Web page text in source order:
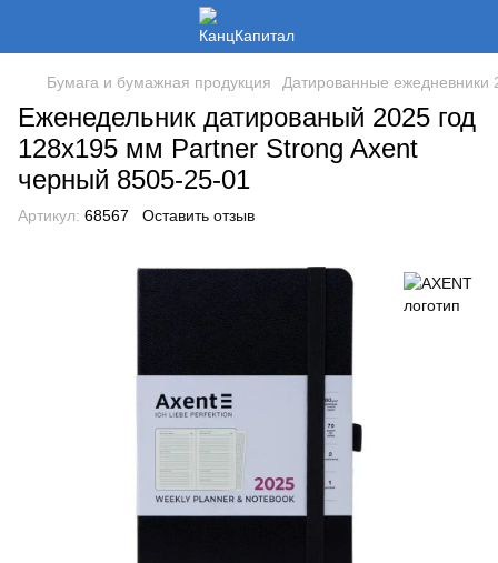
Бумага и бумажная продукция Датированные ежедневники
Еженедельник датированый 2025 год
128х195 мм Partner Strong Axent
черный 8505-25-01
Артикул: 68567 Оставить отзыв